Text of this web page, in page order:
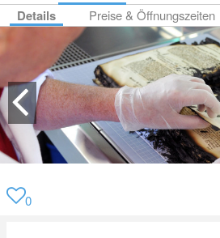
Details Preise & Öffnungszeiten
0